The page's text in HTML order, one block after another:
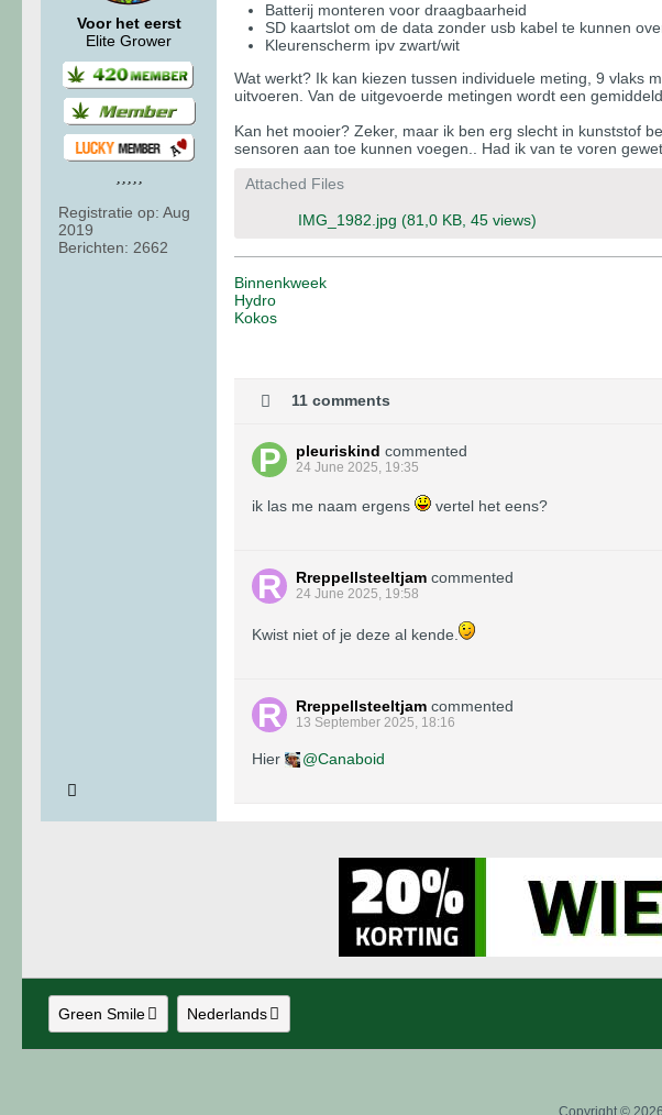
Voor het eerst
Elite Grower
Registratie op: Aug
2019
Berichten: 2662
Batterij monteren voor draagbaarheid
SD kaartslot om de data zonder usb kabel te kunnen
Kleurenscherm ipv zwart/wit
Wat werkt? Ik kan kiezen tussen individuele meting, 9 vlaks
uitvoeren. Van de uitgevoerde metingen wordt een
Kan het mooier? Zeker, maar ik ben erg slecht in kunststof
sensoren aan toe kunnen voegen.. Had ik van te voren
Attached Files
IMG_1982.jpg (81,0 KB, 45 views)
Binnenkweek
Hydro
Kokos
11 comments
pleuriskind commented
24 June 2025, 19:35
ik las me naam ergens vertel het eens?
Rreppellsteeltjam commented
24 June 2025, 19:58
Kwist niet of je deze al kende.
Rreppellsteeltjam commented
13 September 2025, 18:16
Hier Canaboid
Green Smile Nederlands
Copyright ©